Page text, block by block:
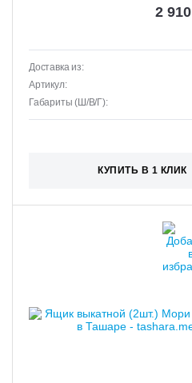
2 910
Доставка из:
Артикул:
Габариты (Ш/В/Г):
КУПИТЬ В 1 КЛИК